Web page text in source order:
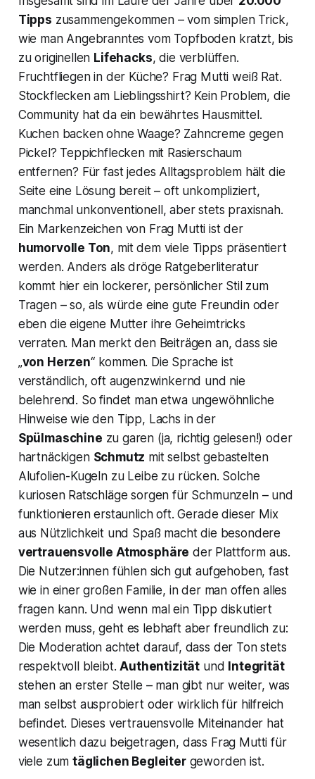
Tipps zusammengekommen – vom simplen Trick,
wie man Angebranntes vom Topfboden kratzt, bis
zu originellen Lifehacks, die verblüffen.
Fruchtfliegen in der Küche? Frag Mutti weiß Rat.
Stockflecken am Lieblingsshirt? Kein Problem, die
Community hat da ein bewährtes Hausmittel.
Kuchen backen ohne Waage? Zahncreme gegen
Pickel? Teppichflecken mit Rasierschaum
entfernen? Für fast jedes Alltagsproblem hält die
Seite eine Lösung bereit – oft unkompliziert,
manchmal unkonventionell, aber stets praxisnah.
Ein Markenzeichen von Frag Mutti ist der
humorvolle Ton, mit dem viele Tipps präsentiert
werden. Anders als dröge Ratgeberliteratur
kommt hier ein lockerer, persönlicher Stil zum
Tragen – so, als würde eine gute Freundin oder
eben die eigene Mutter ihre Geheimtricks
verraten. Man merkt den Beiträgen an, dass sie
„von Herzen“ kommen. Die Sprache ist
verständlich, oft augenzwinkernd und nie
belehrend. So findet man etwa ungewöhnliche
Hinweise wie den Tipp, Lachs in der
Spülmaschine zu garen (ja, richtig gelesen!) oder
hartnäckigen Schmutz mit selbst gebastelten
Alufolien-Kugeln zu Leibe zu rücken. Solche
kuriosen Ratschläge sorgen für Schmunzeln – und
funktionieren erstaunlich oft. Gerade dieser Mix
aus Nützlichkeit und Spaß macht die besondere
vertrauensvolle Atmosphäre der Plattform aus.
Die Nutzer:innen fühlen sich gut aufgehoben, fast
wie in einer großen Familie, in der man offen alles
fragen kann. Und wenn mal ein Tipp diskutiert
werden muss, geht es lebhaft aber freundlich zu:
Die Moderation achtet darauf, dass der Ton stets
respektvoll bleibt.Authentizität und
Integrität
stehen an erster Stelle – man gibt nur weiter, was
man selbst ausprobiert oder wirklich für hilfreich
befindet. Dieses vertrauensvolle Miteinander hat
wesentlich dazu beigetragen, dass Frag Mutti für
viele zumtäglichen Begleitergeworden ist.